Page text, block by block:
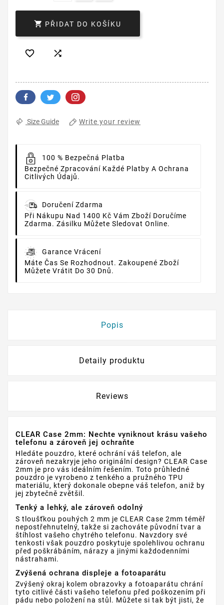
 PŘIDAT DO KOŠÍKU
 
Size Guide Write your review
100 % Bezpečná Platba
Bezpečné Zpracování Každé Platby A Ochrana
Citlivých Údajů.
Doručení Zdarma
Při Nákupu Nad 1400 Kč Vám Zboží Doručíme
Zdarma. Zásilku Můžete Sledovat Online.
Garance Vrácení
Máte Čas Se Rozhodnout. Zakoupené Zboží
Můžete Vrátit Do 30 Dnů.
Popis
Detaily produktu
Reviews
CLEAR Case 2mm: Nechte vyniknout krásu vašeho
telefonu a zároveň jej ochraňte
Hledáte pouzdro, které ochrání váš telefon, ale
zároveň nezakryje jeho originální design? CLEAR Case
2mm je pro vás ideálním řešením. Toto průhledné
pouzdro je vyrobeno z tenkého a pružného TPU
materiálu, který dokonale obepne váš telefon, aniž by
jej zbytečně zvětšil.
Tenký a lehký, ale zároveň odolný
S tloušťkou pouhých 2 mm je CLEAR Case 2mm téměř
nepostřehnutelný, takže si zachováte původní tvar a
štíhlost vašeho chytrého telefonu. Navzdory své
tenkosti však pouzdro poskytuje spolehlivou ochranu
před poškrábáním, nárazy a jinými každodenními
nástrahami.
Zvýšená ochrana displeje a fotoaparátu
Zvýšený okraj kolem obrazovky a fotoaparátu chrání
tyto citlivé části vašeho telefonu před poškozením při
pádu nebo položení na stůl. Můžete si tak být jisti, že